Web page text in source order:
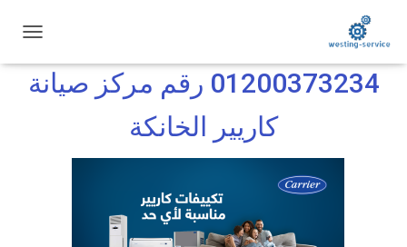
ب
د
توكيل صيانة تكييفات كاريير الخانكة
01200373234 رقم مركز صيانة
كاريير الخانكة